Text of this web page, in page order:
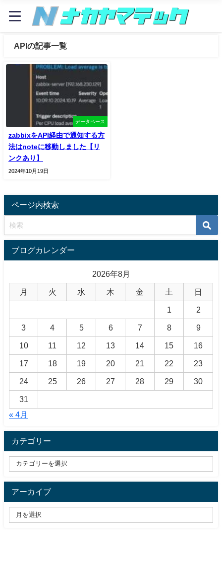
APIの記事一覧
データベース
zabbixをAPI経由で通知する方
法はnoteに移動しました【リ
ンクあり】
2024年10月19日
ページ内検索
ブログカレンダー
2026年8月
月 火 水 木 金 土 日
1 2
3 4 5 6 7 8 9
10 11 12 13 14 15 16
17 18 19 20 21 22 23
24 25 26 27 28 29 30
31
« 4月
カテゴリー
アーカイブ